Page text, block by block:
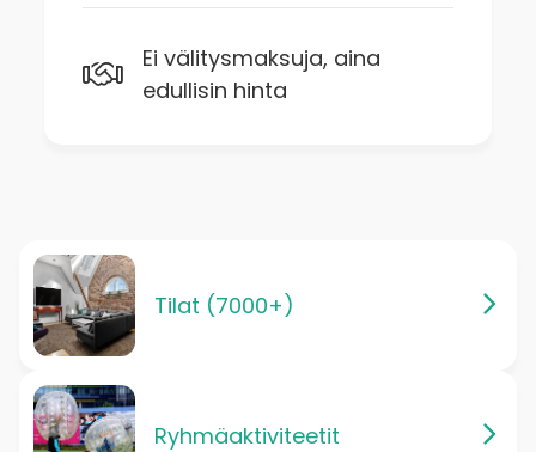
Ei välitysmaksuja, aina
edullisin hinta
Tilat (7000+)
Ryhmäaktiviteetit